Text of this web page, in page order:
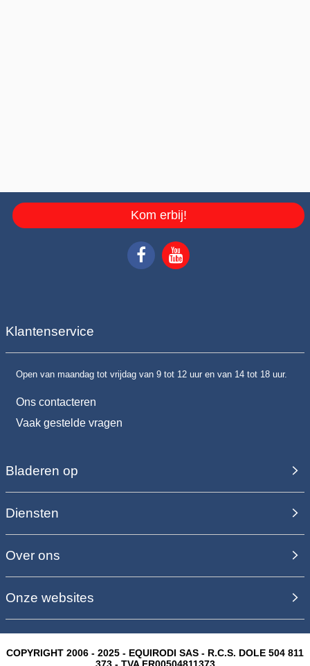
Kom erbij!
Klantenservice
Open van maandag tot vrijdag van 9 tot 12 uur en van 14 tot 18 uur.
Ons contacteren
Vaak gestelde vragen
Bladeren op
Diensten
Over ons
Onze websites
COPYRIGHT 2006 - 2025 - EQUIRODI SAS - R.C.S. DOLE 504 811
373 - TVA FR00504811373